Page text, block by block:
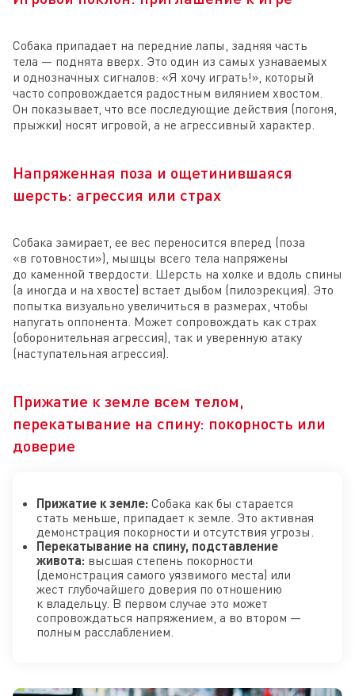
Собака припадает на передние лапы, задняя часть
тела — поднята вверх. Это один из самых узнаваемых
и однозначных сигналов: «Я хочу играть!», который
часто сопровождается радостным вилянием хвостом.
Он показывает, что все последующие действия (погоня,
прыжки) носят игровой, а не агрессивный характер.
Напряженная поза и ощетинившаяся
шерсть: агрессия или страх
Собака замирает, ее вес переносится вперед (поза
«в готовности»), мышцы всего тела напряжены
до каменной твердости. Шерсть на холке и вдоль спины
(а иногда и на хвосте) встает дыбом (пилоэрекция). Это
попытка визуально увеличиться в размерах, чтобы
напугать оппонента. Может сопровождать как страх
(оборонительная агрессия), так и уверенную атаку
(наступательная агрессия).
Прижатие к земле всем телом,
перекатывание на спину: покорность или
доверие
Прижатие к земле: Собака как бы старается
стать меньше, припадает к земле. Это активная
демонстрация покорности и отсутствия угрозы.
Перекатывание на спину, подставление
живота: высшая степень покорности
(демонстрация самого уязвимого места) или
жест глубочайшего доверия по отношению
к владельцу. В первом случае это может
сопровождаться напряжением, а во втором —
полным расслаблением.